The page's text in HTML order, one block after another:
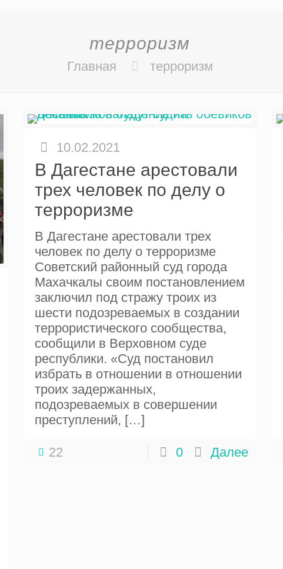
терроризм
Главная терроризм
10.02.2021
В Дагестане арестовали
трех человек по делу о
терроризме
В Дагестане арестовали трех
человек по делу о терроризме
Советский районный суд города
Махачкалы своим постановлением
заключил под стражу троих из
шести подозреваемых в создании
террористического сообщества,
сообщили в Верховном суде
республики. «Суд постановил
избрать в отношении в отношении
троих задержанных,
подозреваемых в совершении
преступлений, […]
22 0 Далее